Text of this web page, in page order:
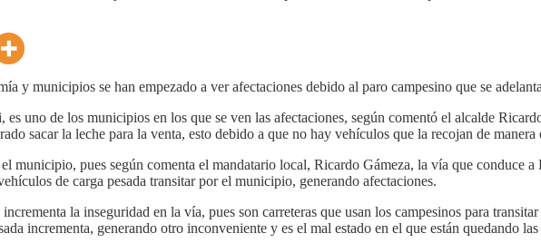
y municipios se han empezado a ver afectaciones debido al paro campesino que se
uno de los municipios en los que se ven las afectaciones, según comentó el alcalde
sacar la leche para la venta, esto debido a que no hay vehículos que la recojan de manera
municipio, pues según comenta el mandatario local, Ricardo Gámeza, la vía que conduce
de carga pesada transitar por el municipio, generando afectaciones.
la inseguridad en la vía, pues son carreteras que usan los campesinos para
incrementa, generando otro inconveniente y es el mal estado en el que están quedando